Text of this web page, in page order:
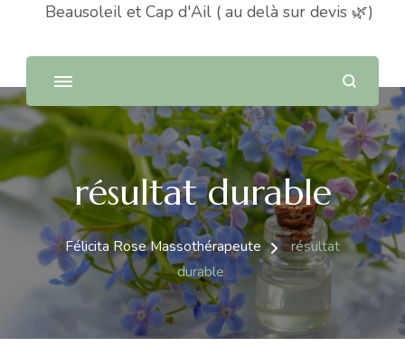
Beausoleil et Cap d'Ail ( au delà sur devis 🌿)
résultat durable
Félicita Rose Massothérapeute
résultat
durable